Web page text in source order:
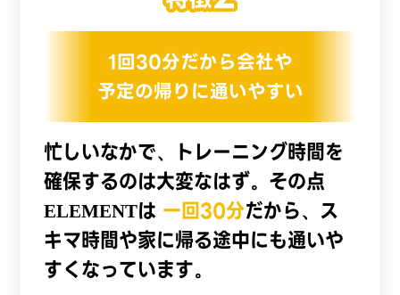
1回30分だから会社や
予定の帰りに通いやすい
忙しいなかで、トレーニング時間を
確保するのは大変なはず。その点
ELEMENTは 一回30分だから、ス
キマ時間や家に帰る途中にも通いや
すくなっています。